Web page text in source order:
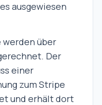
ausgewiesen
über
Der
einer
zum Stripe
und erhält dort